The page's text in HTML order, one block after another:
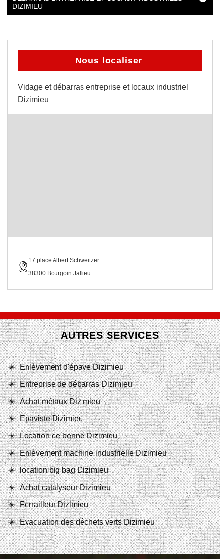
DIZIMIEU
Nous localiser
Vidage et débarras entreprise et locaux industriel
Dizimieu
17 place Albert Schweitzer
38300 Bourgoin Jallieu
AUTRES SERVICES
Enlèvement d'épave Dizimieu
Entreprise de débarras Dizimieu
Achat métaux Dizimieu
Epaviste Dizimieu
Location de benne Dizimieu
Enlèvement machine industrielle Dizimieu
location big bag Dizimieu
Achat catalyseur Dizimieu
Ferrailleur Dizimieu
Evacuation des déchets verts Dizimieu